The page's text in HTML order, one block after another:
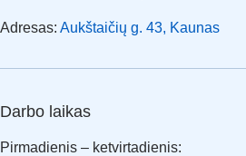
Adresas: Aukštaičių g. 43, Kaunas
Darbo laikas
Pirmadienis – ketvirtadienis: